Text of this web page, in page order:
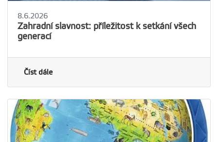
8.6.2026
Zahradní slavnost: příležitost k setkání všech
generací
Číst dále